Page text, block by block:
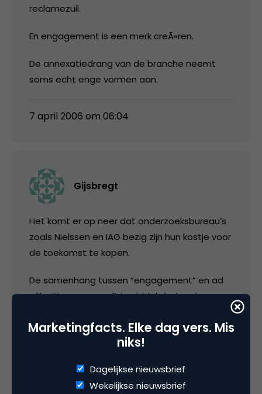
reclamezuil.
En engagement is een merk creÃ«ren.
De annexatiedrang van de branche neemt
soms echt enge vormen aan.
7 april 2006 om 06:04
Gijsbregt
Het komt er op neer dat onderzoeksbureau’s
zoals Nielssen en IAG bezig zijn hun kostje voor
de toekomst te kopen.
De samenhang tussen “engagement” en ad
effectiveness wordt inmiddels bekend
Nederland. Maar het vaststellen van
engagement werkt alleen met een goede
een mooie zweef variant (zie hierboven),
terwijl de onderzoekers gewoon vragen aan
Marketingfacts. Elke dag vers. Mis
niks!
Dagelijkse nieuwsbrief
Wekelijkse nieuwsbrief